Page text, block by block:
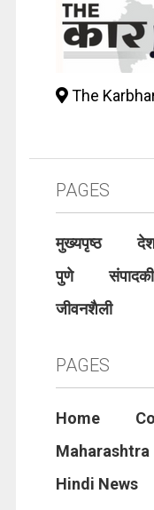
The
PAGES
मुख्यपृष्ठ
पुणे
जीवनशैली
PAGES
Home
Maharashtra
Hindi News